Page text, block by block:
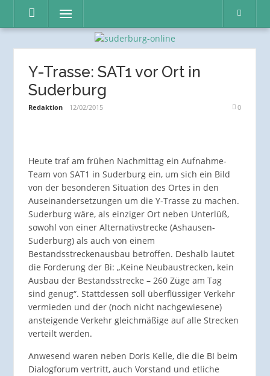
Inhalt
Menü
Y-Trasse: SAT1 vor Ort in
Suderburg
Redaktion 12/02/2015 0
Heute traf am frühen Nachmittag ein Aufnahme-
Team von SAT1 in Suderburg ein, um sich ein Bild
von der besonderen Situation des Ortes in den
Auseinandersetzungen um die Y-Trasse zu machen.
Suderburg wäre, als einziger Ort neben Unterlüß,
sowohl von einer Alternativstrecke (Ashausen-
Suderburg) als auch von einem
Bestandsstreckenausbau betroffen. Deshalb lautet
die Forderung der Bi: „Keine Neubaustrecken, kein
Ausbau der Bestandsstrecke – 260 Züge am Tag
sind genug“. Stattdessen soll überflüssiger Verkehr
vermieden und der (noch nicht nachgewiesene)
ansteigende Verkehr gleichmäßige auf alle Strecken
verteilt werden.
Anwesend waren neben Doris Kelle, die die BI beim
Dialogforum vertritt, auch Vorstand und etliche